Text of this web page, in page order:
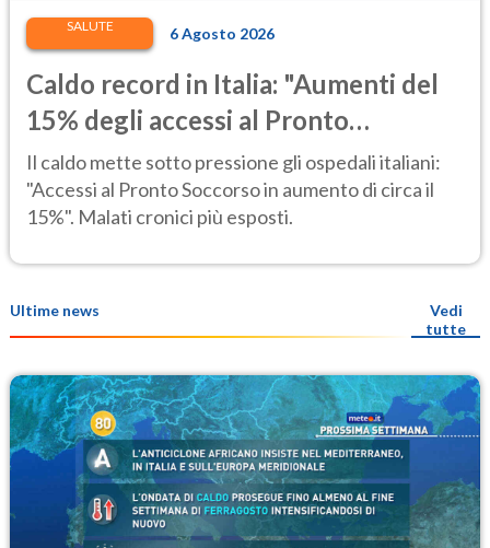
SALUTE 6 Agosto 2026
Caldo record in Italia: "Aumenti del
15% degli accessi al Pronto
Soccorso"
Il caldo mette sotto pressione gli ospedali italiani:
"Accessi al Pronto Soccorso in aumento di circa il
15%". Malati cronici più esposti.
Ultime news
Vedi
tutte